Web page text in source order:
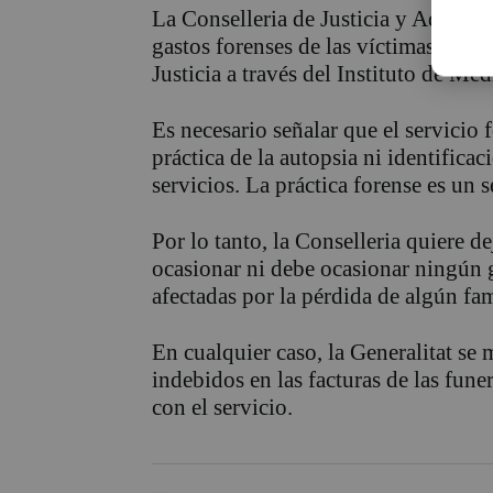
La Conselleria de Justicia y
gastos forenses de las víctimas de
Justicia a través del Instituto de
Es necesario señalar que el
práctica de la autopsia ni
servicios. La práctica forense es
Por lo tanto, la Conselleria quiere
ocasionar ni debe ocasionar ningún
afectadas por la pérdida de algún
En cualquier caso, la Generalitat se
indebidos en las facturas de las
con el servicio.